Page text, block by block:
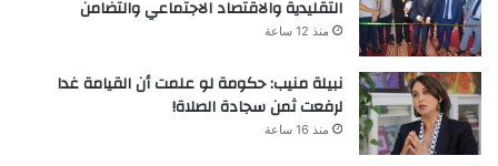
التقليدية والاقتصاد الاجتماعي والتضامن
منذ 12 ساعة
نبيلة منيب: حكومة لو علمت أن القيامة غدا
لرفعت ثمن سجادة الصلاة!
منذ 16 ساعة